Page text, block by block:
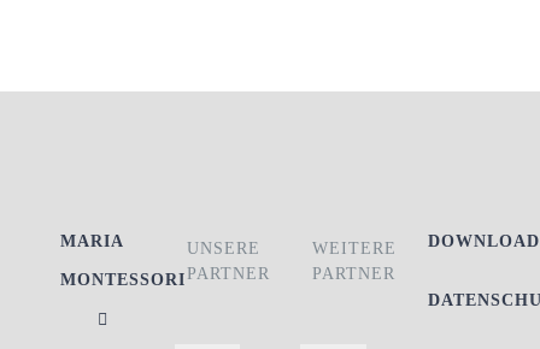
MARIA
MONTESSORI
UNSERE
PARTNER
WEITERE
PARTNER